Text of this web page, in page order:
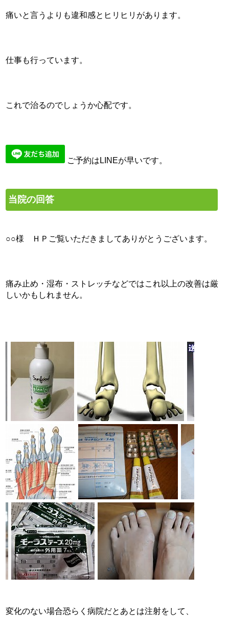
痛いと言うよりも違和感とヒリヒリがあります。
仕事も行っています。
これで治るのでしょうか心配です。
ご予約はLINEが早いです。
当院の回答
○○様 ＨＰご覧いただきましてありがとうございます。
痛み止め・湿布・ストレッチなどではこれ以上の改善は厳
しいかもしれません。
変化のない場合恐らく病院だとあとは注射をして、